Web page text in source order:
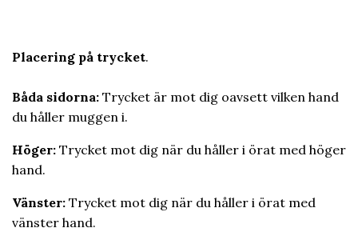
Placering på trycket.
Båda sidorna: Trycket är mot dig oavsett vilken hand
du håller muggen i.
Höger: Trycket mot dig när du håller i örat med höger
hand.
Vänster: Trycket mot dig när du håller i örat med
vänster hand.